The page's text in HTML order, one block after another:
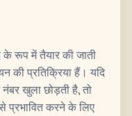
के रूप में तैयार की जाती
की प्रतिक्रिया हैं। यदि
खुला छोड़ती है, तो
प्रभावित करने के लिए